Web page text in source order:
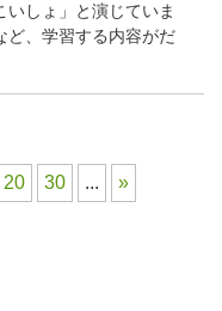
しょ」と演じていま
ど、学習する内容がだ
20 30 ... »